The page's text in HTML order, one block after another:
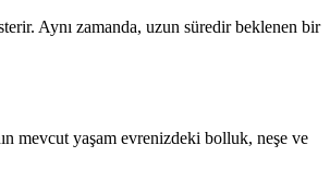
Aynı zamanda, uzun süredir beklenen bir
mevcut yaşam evrenizdeki bolluk, neşe ve